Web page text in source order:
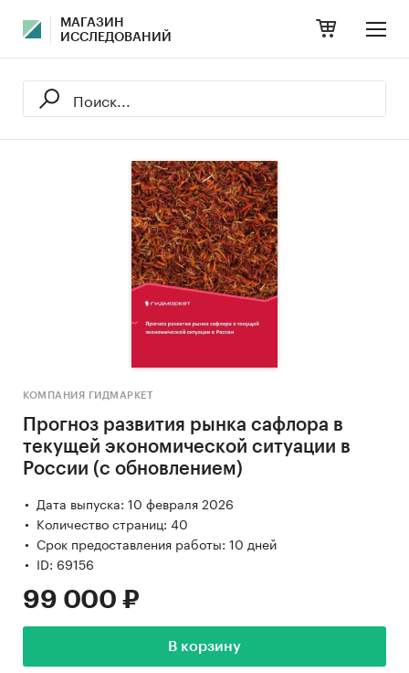
МАГАЗИН
ИССЛЕДОВАНИЙ
КОМПАНИЯ ГИДМАРКЕТ
Прогноз развития рынка сафлора в
текущей экономической ситуации в
России (с обновлением)
Дата выпуска: 10 февраля 2026
Количество страниц: 40
Срок предоставления работы: 10 дней
ID: 69156
99 000 ₽
В корзину